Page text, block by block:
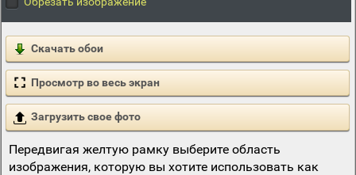
Скачать обои
Просмотр во весь экран
Загрузить свое фото
Передвигая желтую рамку выберите область
изображения, которую вы хотите использовать как